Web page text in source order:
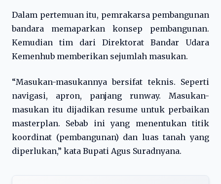
Dalam pertemuan itu, pemrakarsa pembangunan
bandara memaparkan konsep pembangunan.
Kemudian tim dari Direktorat Bandar Udara
Kemenhub memberikan sejumlah masukan.
“Masukan-masukannya bersifat teknis. Seperti
navigasi, apron, panjang runway. Masukan-
masukan itu dijadikan resume untuk perbaikan
masterplan. Sebab ini yang menentukan titik
koordinat (pembangunan) dan luas tanah yang
diperlukan,” kata Bupati Agus Suradnyana.